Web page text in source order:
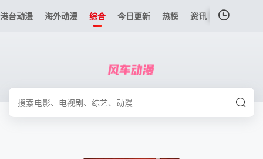
港台动漫 海外动漫 综合 今日更新 热榜 资讯